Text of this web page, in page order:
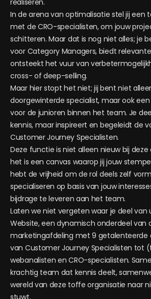
realiseren.
In de arena van optimalisatie stel jij een
met de CRO-specialisten, om jouw
schitteren. Maar dat is nog niet alles; je
voor Category Managers, biedt
ontsteekt het vuur van
cross- of deep-selling.
Maar hier stopt het niet; jij bent niet
doorgewinterde specialist, maar ook
voor de junioren binnen het team. Je
kennis, maar inspireert en begeleidt de
Customer Journey Specialisten.
Deze functie is niet alleen nieuw bij deze
het is een canvas waarop jij jouw
hebt de vrijheid om de rol deels zelf
specialiseren op basis van jouw
bijdrage te leveren aan het team.
Laten we niet vergeten waar je deel
Website, een dynamisch onderdeel van
marketingafdeling met 9 getalenteerde
van Customer Journey Specialisten tot
webanalisten en CRO-specialisten.
krachtig team dat kennis deelt,
wereld van deze toffe organisatie naar
stuwt.